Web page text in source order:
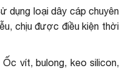
dụng loại dây cáp chuyên
chịu được điều kiện thời
vít, bulong, keo silicon,